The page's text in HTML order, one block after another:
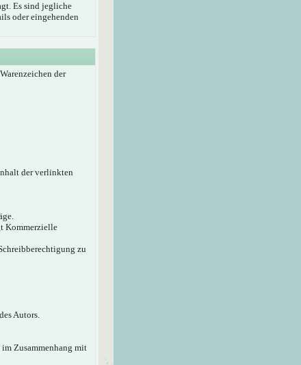
Es sind jegliche
oder eingehenden
der
der verlinkten
Kommerzielle
zu
Autors.
Zusammenhang mit